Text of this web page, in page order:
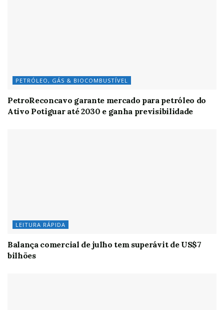
PETRÓLEO, GÁS & BIOCOMBUSTÍVEL
PetroReconcavo garante mercado para petróleo do
Ativo Potiguar até 2030 e ganha previsibilidade
LEITURA RÁPIDA
Balança comercial de julho tem superávit de US$7
bilhões